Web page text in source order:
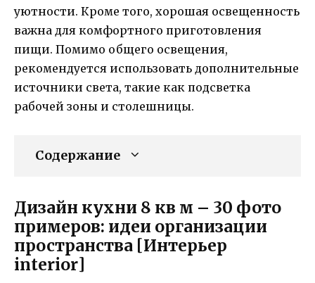
уютности. Кроме того, хорошая освещенность
важна для комфортного приготовления
пищи. Помимо общего освещения,
рекомендуется использовать дополнительные
источники света, такие как подсветка
рабочей зоны и столешницы.
Содержание
Дизайн кухни 8 кв м – 30 фото
примеров: идеи организации
пространства [Интерьер
interior]